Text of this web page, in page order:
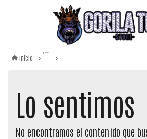
Inicio
Lo sentimos
No encontramos el contenido que